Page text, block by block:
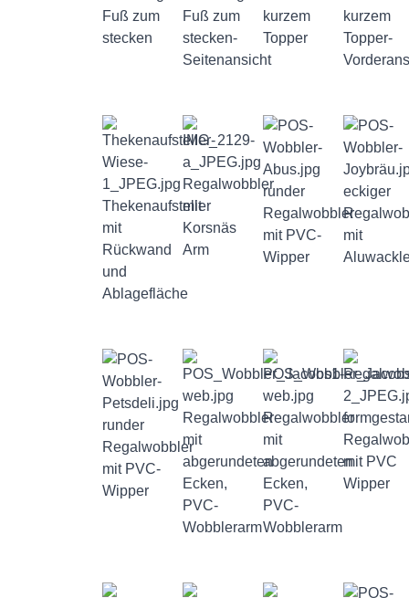
Fuß zum
stecken
Fuß zum
stecken-
Seitenansicht
kurzem
Topper
kurzem
Topper-
Thekenaufsteller
mit
Rückwand
und
Ablagefläche
Regalwobbler
mit
Korsnäs
Arm
runder
Regalwobbler
mit PVC-
Wipper
eckiger
mit
runder
Regalwobbler
mit PVC-
Wipper
Regalwobbler
mit
abgerundeten
Ecken,
PVC-
Wobblerarm
Regalwobbler
mit
abgerundeten
Ecken,
PVC-
Wobblerarm
mit PVC
Wipper